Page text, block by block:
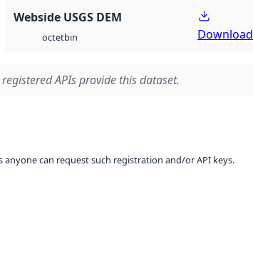
Webside USGS DEM
octetbin Download
APIs provide this dataset.
anyone can request such registration and/or API keys.